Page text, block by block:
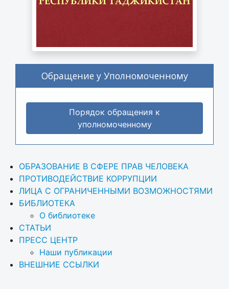
Обращение у Уполномоченному
Порядок обращения к
уполномоченному
ОБРАЗОВАНИЕ В СФЕРЕ ПРАВ ЧЕЛОВЕКА
ПРОТИВОДЕЙСТВИЕ КОРРУПЦИИ
ЛИЦА С ОГРАНИЧЕННЫМИ ВОЗМОЖНОСТЯМИ
БИБЛИОТЕКА
О библиотеке
СТАТЬИ
ПРЕСС ЦЕНТР
Наши публикации
ВНЕШНИЕ ССЫЛКИ